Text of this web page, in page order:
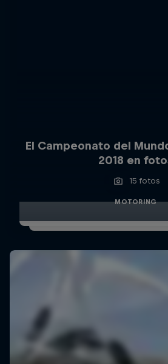
El Campeonato del
2018 en
15 fotos
MOTORING